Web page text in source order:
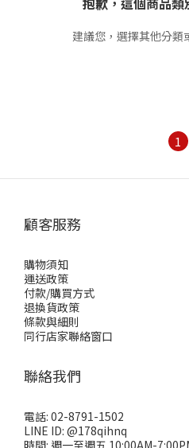
建議您，選擇其他分類
1
顧客服務
購物須知
運送政策
付款/購買方式
退換貨政策
條款與細則
同行店家聯絡窗口
聯絡我們
電話: 02-8791-1502
LINE ID: @178qihnq
時間: 週一至週五 10:00AM-